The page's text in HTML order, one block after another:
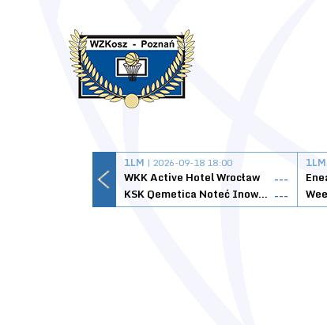
1LM | 2026-09-18 18:00
WKK Active Hotel Wrocław
---
KSK Qemetica Noteć Inowrocław ---
1LM